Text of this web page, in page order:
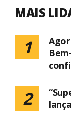
MAIS
1
2